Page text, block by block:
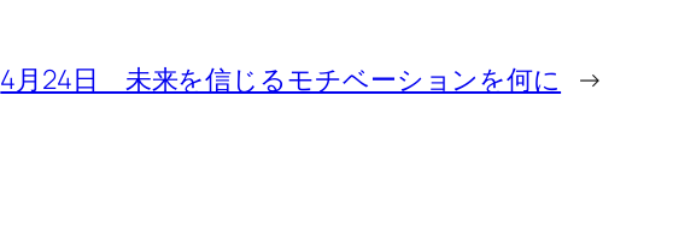
4月24日 未来を信じるモチベーションを何に →